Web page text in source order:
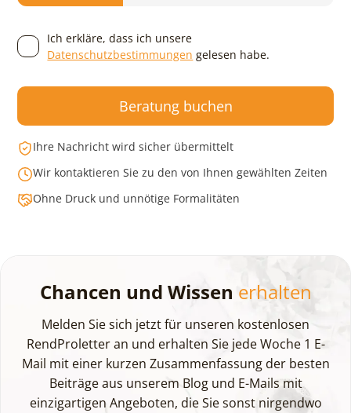
Ich erkläre, dass ich unsere
Datenschutzbestimmungen gelesen habe.
Beratung buchen
Ihre Nachricht wird sicher übermittelt
Wir kontaktieren Sie zu den von Ihnen gewählten Zeiten
Ohne Druck und unnötige Formalitäten
Chancen und Wissen erhalten
Melden Sie sich jetzt für unseren kostenlosen
RendProletter an und erhalten Sie jede Woche 1 E-
Mail mit einer kurzen Zusammenfassung der besten
Beiträge aus unserem Blog und E-Mails mit
einzigartigen Angeboten, die Sie sonst nirgendwo